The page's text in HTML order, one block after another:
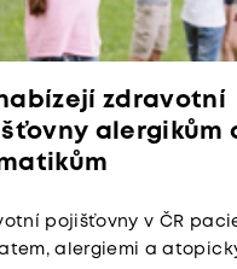
zdravotní
alergikům
pojišťovny v ČR
alergiemi a